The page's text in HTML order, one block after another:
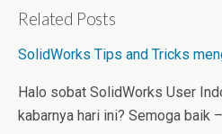
I
e
t
Related Posts
SolidWorks Tips and Tricks
Halo sobat SolidWorks User
kabarnya hari ini? Semoga baik